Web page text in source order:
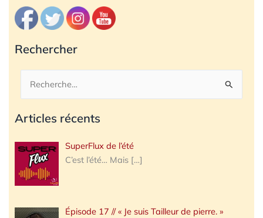
Rechercher
Rechercher :
Articles récents
SuperFlux de l’été
C’est l’été… Mais […]
Épisode 17 // « Je suis Tailleur de pierre. »